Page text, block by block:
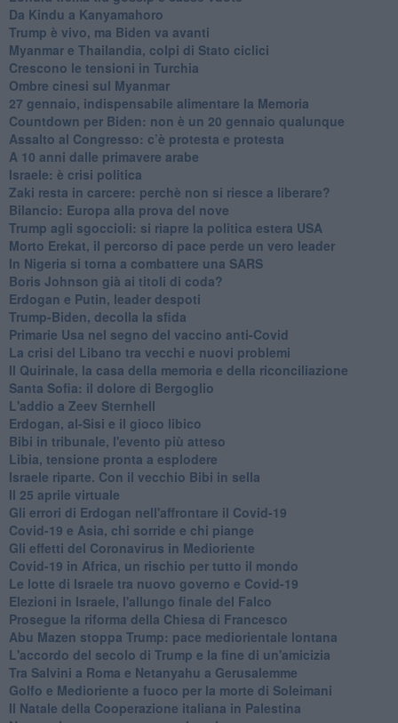
Da Kindu a Kanyamahoro
Trump è vivo, ma Biden va avanti
Myanmar e Thailandia, colpi di Stato ciclici
Crescono le tensioni in Turchia
Ombre cinesi sul Myanmar
27 gennaio, indispensabile alimentare la Memoria
Countdown per Biden: non è un 20 gennaio qualunque
Assalto al Congresso: c’è protesta e protesta
A 10 anni dalle primavere arabe
Israele: è crisi politica
Zaki resta in carcere: perchè non si riesce a liberare?
Bilancio: Europa alla prova del nove
Trump agli sgoccioli: si riapre la politica estera USA
Morto Erekat, il percorso di pace perde un vero leader
In Nigeria si torna a combattere una SARS
Boris Johnson già ai titoli di coda?
Erdogan e Putin, leader despoti
Trump-Biden, decolla la sfida
Primarie Usa nel segno del vaccino anti-Covid
La crisi del Libano tra vecchi e nuovi problemi
Il Quirinale, la casa della memoria e della riconciliazione
Santa Sofia: il dolore di Bergoglio
L'addio a ​Zeev Sternhell
Erdogan, al-Sisi e il gioco libico
Bibi in tribunale, l'evento più atteso
Libia, tensione pronta a esplodere
Israele riparte. Con il vecchio Bibi in sella
Il 25 aprile virtuale
Gli errori di Erdogan nell'affrontare il Covid-19
Covid-19 e Asia, chi sorride e chi piange
Gli effetti del Coronavirus in Medioriente
Covid-19 in Africa, un rischio per tutto il mondo
Le lotte di Israele tra nuovo governo e Covid-19
Elezioni in Israele, l'allungo finale del Falco
Prosegue la riforma della Chiesa di Francesco
Abu Mazen stoppa Trump: pace mediorientale lontana
L'accordo del secolo di Trump e la fine di un'amicizia
Tra Salvini a Roma e Netanyahu a Gerusalemme
Golfo e Medioriente a fuoco per la morte di Soleimani
Il Natale della Cooperazione italiana in Palestina